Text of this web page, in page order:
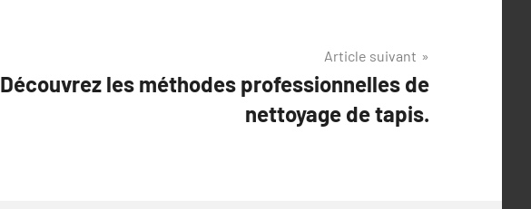
Article suivant
Découvrez les méthodes professionnelles de
nettoyage de tapis.